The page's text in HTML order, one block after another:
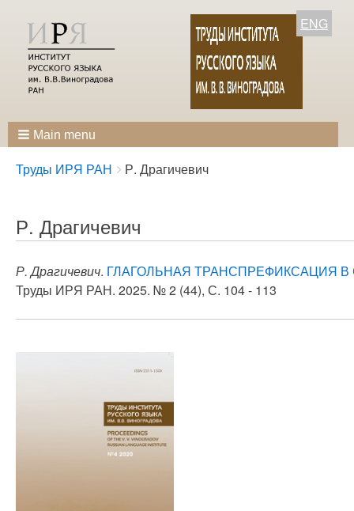
ENG
Main menu
Breadcrumbs
You
Труды ИРЯ РАН Р. Драгичевич
Р. Драгичевич
Р. Драгичевич. ГЛАГОЛЬНАЯ ТРАНСПРЕФИКСАЦИЯ
Труды ИРЯ РАН. 2025. № 2 (44), С. 104 - 113